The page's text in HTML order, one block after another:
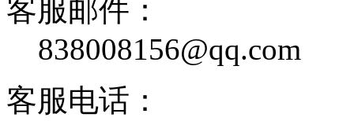
客服邮件：
838008156@qq.com
客服电话：